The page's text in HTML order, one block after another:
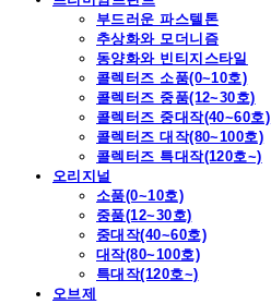
부드러운 파스텔톤
추상화와 모더니즘
동양화와 빈티지스타일
콜렉터즈 소품(0~10호)
콜렉터즈 중품(12~30호)
콜렉터즈 중대작(40~60호)
콜렉터즈 대작(80~100호)
콜렉터즈 특대작(120호~)
오리지널
소품(0~10호)
중품(12~30호)
중대작(40~60호)
대작(80~100호)
특대작(120호~)
오브제